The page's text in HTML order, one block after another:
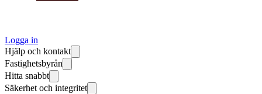
Logga in
Hjälp och kontakt
Fastighetsbyrån
Hitta snabbt
Säkerhet och integritet